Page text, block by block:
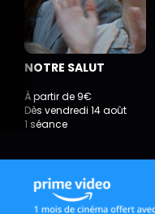
NOTRE SALUT
À partir de 9€
Dès vendredi 14 août
1 séance